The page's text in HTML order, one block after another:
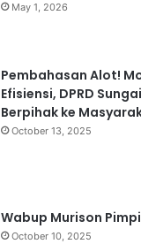
May 1, 2026
Pembahasan Alot!
Efisiensi, DPRD
Berpihak ke
October 13, 2025
Wabup Murison
October 10, 2025